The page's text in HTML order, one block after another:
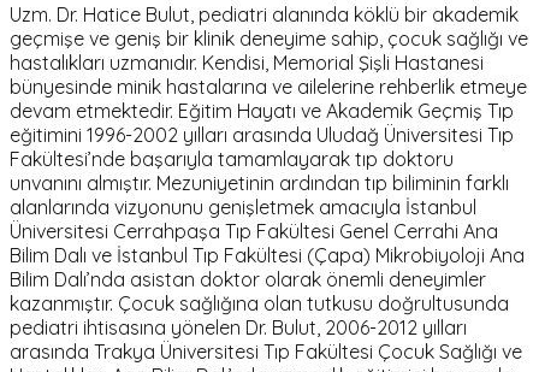
Uzm. Dr. Hatice Bulut, pediatri alanında köklü bir akademik
geçmişe ve geniş bir klinik deneyime sahip, çocuk sağlığı ve
hastalıkları uzmanıdır. Kendisi, Memorial Şişli Hastanesi
bünyesinde minik hastalarına ve ailelerine rehberlik etmeye
devam etmektedir. Eğitim Hayatı ve Akademik Geçmiş Tıp
eğitimini 1996-2002 yılları arasında Uludağ Üniversitesi Tıp
Fakültesi’nde başarıyla tamamlayarak tıp doktoru
unvanını almıştır. Mezuniyetinin ardından tıp biliminin farklı
alanlarında vizyonunu genişletmek amacıyla İstanbul
Üniversitesi Cerrahpaşa Tıp Fakültesi Genel Cerrahi Ana
Bilim Dalı ve İstanbul Tıp Fakültesi (Çapa) Mikrobiyoloji Ana
Bilim Dalı’nda asistan doktor olarak önemli deneyimler
kazanmıştır. Çocuk sağlığına olan tutkusu doğrultusunda
pediatri ihtisasına yönelen Dr. Bulut, 2006-2012 yılları
arasında Trakya Üniversitesi Tıp Fakültesi Çocuk Sağlığı ve